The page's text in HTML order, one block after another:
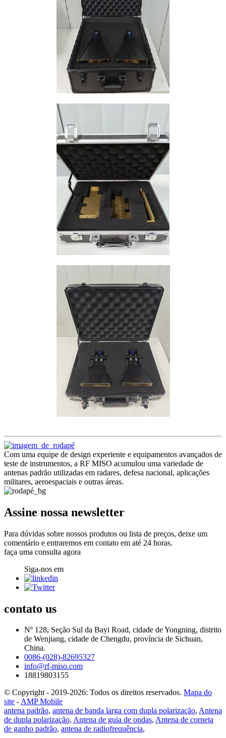
Com uma equipe de design experiente e equipamentos avançados de
teste de instrumentos, a RF MISO acumulou uma variedade de
antenas padrão utilizadas em radares, defesa nacional, aplicações
militares, aeroespaciais e outras áreas.
Assine nossa newsletter
Para dúvidas sobre nossos produtos ou lista de preços, deixe um
comentário e entraremos em contato em até 24 horas.
faça uma consulta agora
Siga-nos em
contato us
Nº 128, Seção Sul da Bayi Road, cidade de Yongning, distrito
de Wenjiang, cidade de Chengdu, província de Sichuan,
China.
0086-(028)-82695327
info@rf-miso.com
18819803155
© Copyright - 2019-2026: Todos os direitos reservados. Mapa do
site -AMP Mobile
antena padrão, antena de banda larga com dupla polarização, Antena
de dupla polarização, Antena de guia de ondas, Antena de corneta
de ganho padrão, antena de radiofrequência,